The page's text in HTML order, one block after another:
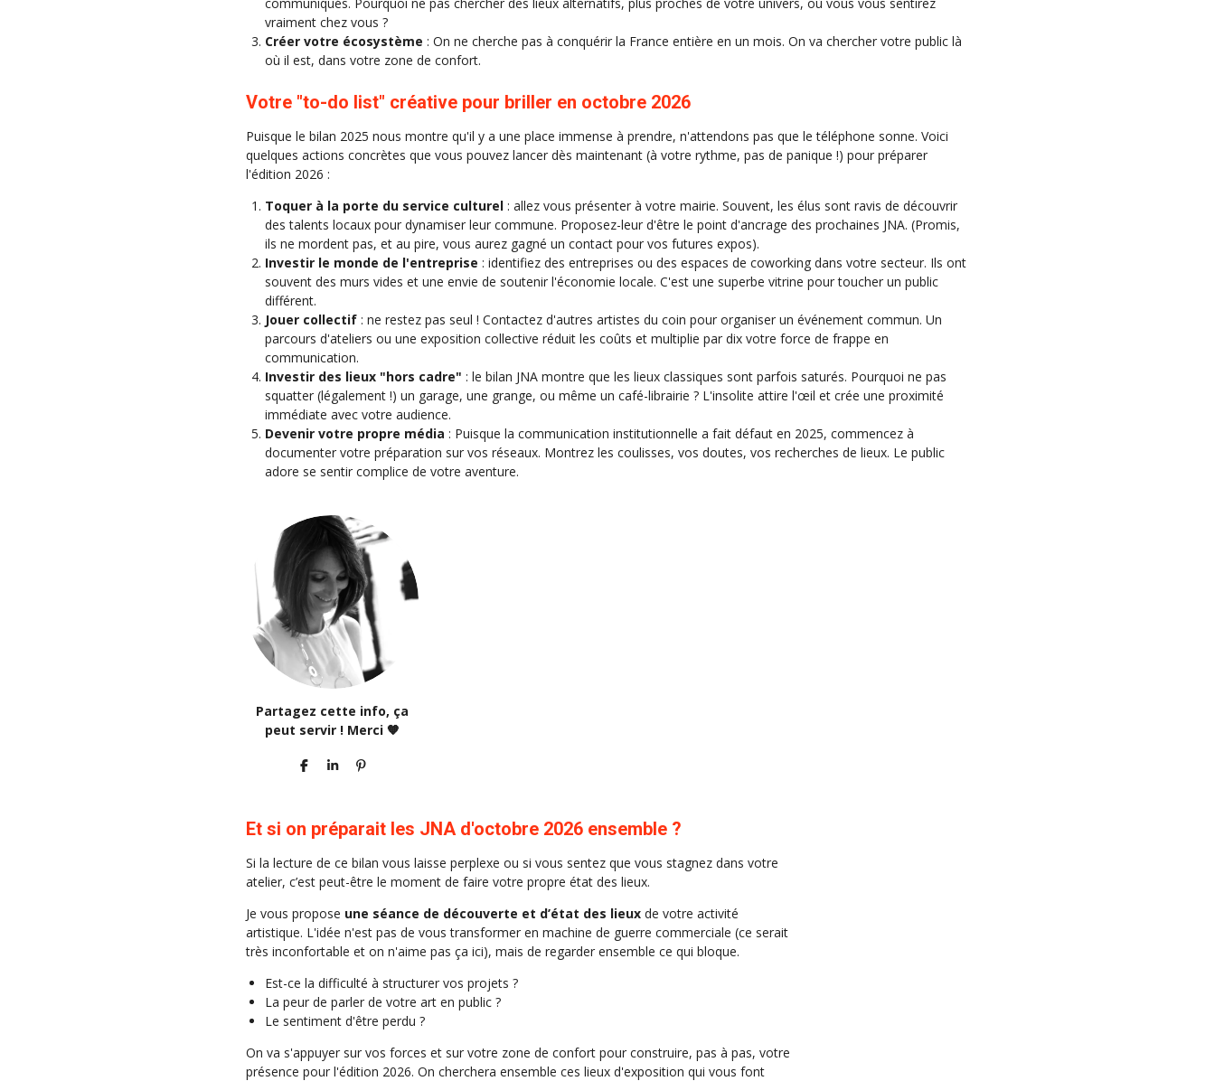
vraiment chez vous ?
Créer votre écosystème : On ne cherche pas à conquérir la France entière en un mois. On va chercher votre public là
où il est, dans votre zone de confort.
Votre "to-do list" créative pour briller en octobre 2026
Puisque le bilan 2025 nous montre qu'il y a une place immense à prendre, n'attendons pas que le téléphone sonne. Voici
quelques actions concrètes que vous pouvez lancer dès maintenant (à votre rythme, pas de panique !) pour préparer
l'édition 2026 :
Toquer à la porte du service culturel : allez vous présenter à votre mairie. Souvent, les élus sont ravis de découvrir
des talents locaux pour dynamiser leur commune. Proposez-leur d'être le point d'ancrage des prochaines JNA. (Promis,
ils ne mordent pas, et au pire, vous aurez gagné un contact pour vos futures expos).
Investir le monde de l'entreprise : identifiez des entreprises ou des espaces de coworking dans votre secteur. Ils ont
souvent des murs vides et une envie de soutenir l'économie locale. C'est une superbe vitrine pour toucher un public
différent.
Jouer collectif : ne restez pas seul ! Contactez d'autres artistes du coin pour organiser un événement commun. Un
parcours d'ateliers ou une exposition collective réduit les coûts et multiplie par dix votre force de frappe en
communication.
Investir des lieux "hors cadre" : le bilan JNA montre que les lieux classiques sont parfois saturés. Pourquoi ne pas
squatter (légalement !) un garage, une grange, ou même un café-librairie ? L'insolite attire l'œil et crée une proximité
immédiate avec votre audience.
Devenir votre propre média : Puisque la communication institutionnelle a fait défaut en 2025, commencez à
documenter votre préparation sur vos réseaux. Montrez les coulisses, vos doutes, vos recherches de lieux. Le public
adore se sentir complice de votre aventure.
Partagez cette info, ça
peut servir ! Merci 🧡
P
G
R
P
A
G
R
É
L
R
Et si on préparait les JNA d'octobre 2026 ensemble ?
Si la lecture de ce bilan vous laisse perplexe ou si vous sentez que vous stagnez dans votre
atelier, c’est peut-être le moment de faire votre propre état des lieux.
Je vous propose une séance de découverte et d’état des lieux de votre activité
artistique. L'idée n'est pas de vous transformer en machine de guerre commerciale (ce serait
très inconfortable et on n'aime pas ça ici), mais de regarder ensemble ce qui bloque.
Est-ce la difficulté à structurer vos projets ?
La peur de parler de votre art en public ?
Le sentiment d'être perdu ?
On va s'appuyer sur vos forces et sur votre zone de confort pour construire, pas à pas, votre
présence pour l'édition 2026. On cherchera ensemble ces lieux d'exposition qui vous font